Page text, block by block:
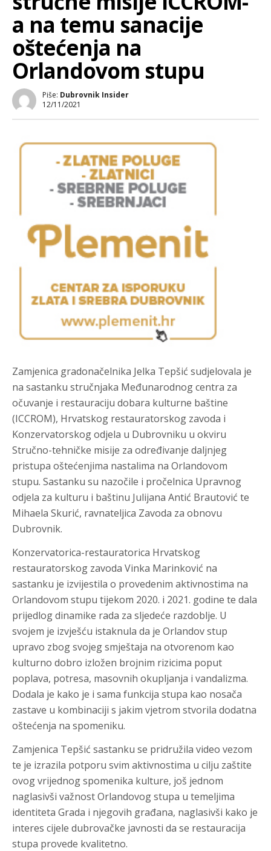
a na temu sanacije
oštećenja na
Orlandovom stupu
Piše: Dubrovnik Insider
12/11/2021
Zamjenica gradonačelnika Jelka Tepšić sudjelovala je
na sastanku stručnjaka Međunarodnog centra za
očuvanje i restauraciju dobara kulturne baštine
(ICCROM), Hrvatskog restauratorskog zavoda i
Konzervatorskog odjela u Dubrovniku u okviru
Stručno-tehničke misije za određivanje daljnjeg
pristupa oštećenjima nastalima na Orlandovom
stupu. Sastanku su nazočile i pročelnica Upravnog
odjela za kulturu i baštinu Julijana Antić Brautović te
Mihaela Skurić, ravnateljica Zavoda za obnovu
Dubrovnik.
Konzervatorica-restauratorica Hrvatskog
restauratorskog zavoda Vinka Marinković na
sastanku je izvijestila o provedenim aktivnostima na
Orlandovom stupu tijekom 2020. i 2021. godine te dala
prijedlog dinamike rada za sljedeće razdoblje. U
svojem je izvješću istaknula da je Orlandov stup
upravo zbog svojeg smještaja na otvorenom kao
kulturno dobro izložen brojnim rizicima poput
poplava, potresa, masovnih okupljanja i vandalizma.
Dodala je kako je i sama funkcija stupa kao nosača
zastave u kombinaciji s jakim vjetrom stvorila dodatna
oštećenja na spomeniku.
Zamjenica Tepšić sastanku se pridružila video vezom
te je izrazila potporu svim aktivnostima u cilju zaštite
ovog vrijednog spomenika kulture, još jednom
naglasivši važnost Orlandovog stupa u temeljima
identiteta Grada i njegovih građana, naglasivši kako je
interes cijele dubrovačke javnosti da se restauracija
stupa provede kvalitetno.